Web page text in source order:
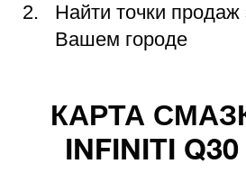
Найти точки продаж
Вашем городе
КАРТА
INFINITI